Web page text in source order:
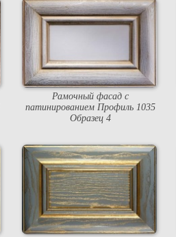
Рамочный фасад с
патинированием Профиль 1035
Образец 4